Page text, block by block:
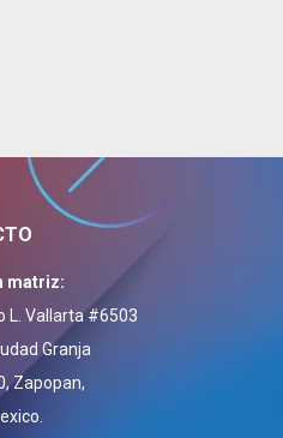
matriz:
L. Vallarta #6503
Granja
Zapopan,